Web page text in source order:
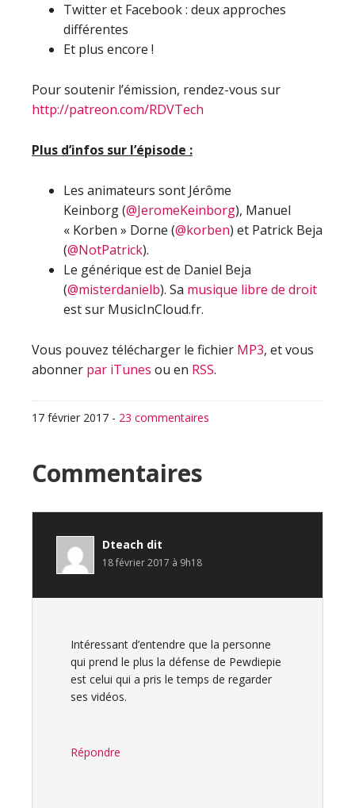
Twitter et Facebook : deux approches
différentes
Et plus encore !
Pour soutenir l’émission, rendez-vous sur
http://patreon.com/RDVTech
Plus d’infos sur l’épisode :
Les animateurs sont Jérôme
Keinborg (@JeromeKeinborg), Manuel
« Korben » Dorne (@korben) et Patrick Beja
(@NotPatrick).
Le générique est de Daniel Beja
(@misterdanielb). Sa musique libre de droit
est sur MusicInCloud.fr.
Vous pouvez télécharger le fichier MP3, et vous
abonner par iTunes ou en RSS.
17 février 2017 - 23 commentaires
Interactions
du
lecteur
Commentaires
Dteach dit
18 février 2017 à 9h18
Intéressant d’entendre que la personne
qui prend le plus la défense de Pewdiepie
est celui qui a pris le temps de regarder
ses vidéos.
Répondre